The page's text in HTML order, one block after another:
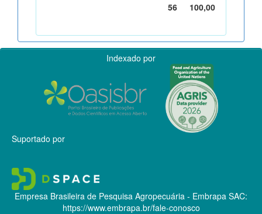
56
100,00
Indexado por
Suportado por
Empresa Brasileira de Pesquisa Agropecuária - Embrapa SAC:
https://www.embrapa.br/fale-conosco